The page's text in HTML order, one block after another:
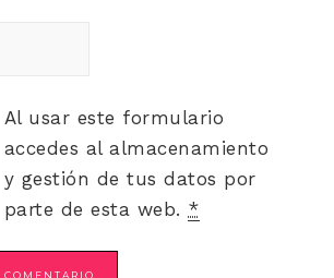
Al usar este formulario
accedes al almacenamiento
y gestión de tus datos por
parte de esta web. *